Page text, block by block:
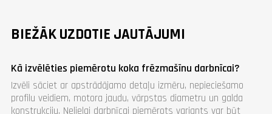
BIEŽĀK UZDOTIE JAUTĀJUMI
Kā izvēlēties piemērotu koka frēzmašīnu darbnīcai?
Izvēli sāciet ar apstrādājamo detaļu izmēru, nepieciešamo
profilu veidiem, motora jaudu, vārpstas diametru un galda
konstrukciju. Nelielai darbnīcai piemērots variants var būt